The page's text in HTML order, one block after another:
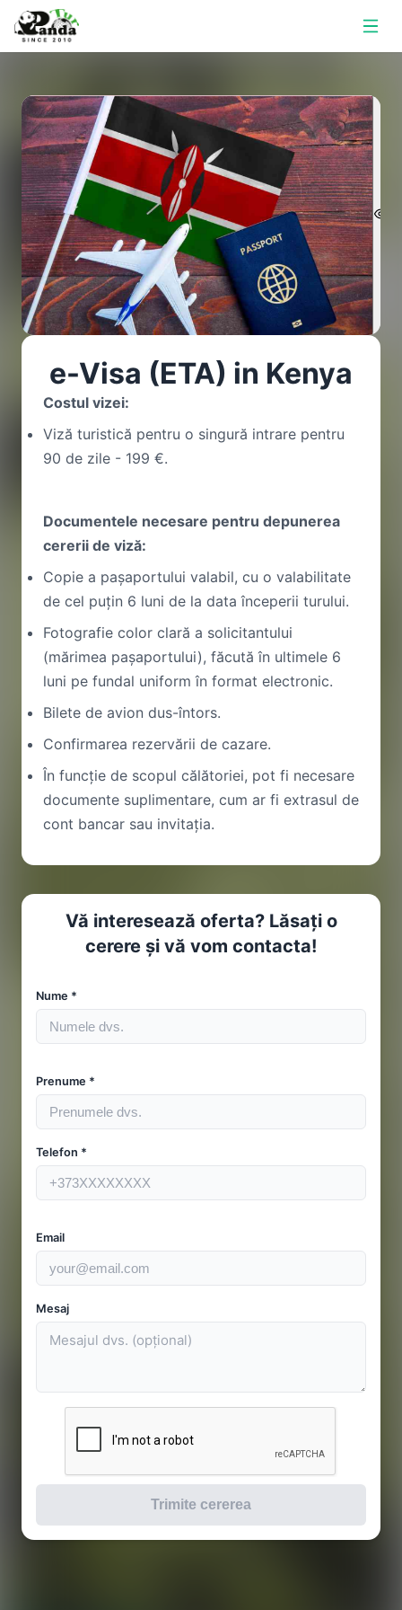
Vă interesează oferta? Lăsați o
cerere și vă vom contacta!
Nume *
Prenume *
Telefon *
Email
Mesaj
Trimite cererea
e-Visa (ETA) in Kenya
Costul vizei:
Viză turistică pentru o singură intrare pentru
90 de zile - 199 €.
Documentele necesare pentru depunerea
cererii de viză:
Copie a pașaportului valabil, cu o valabilitate
de cel puțin 6 luni de la data începerii turului.
Fotografie color clară a solicitantului
(mărimea pașaportului), făcută în ultimele 6
luni pe fundal uniform în format electronic.
Bilete de avion dus-întors.
Confirmarea rezervării de cazare.
În funcție de scopul călătoriei, pot fi necesare
documente suplimentare, cum ar fi extrasul de
cont bancar sau invitația.